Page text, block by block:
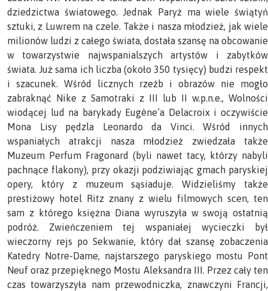
dziedzictwa światowego. Jednak Paryż ma wiele świątyń
sztuki, z Luwrem na czele. Także i nasza młodzież, jak wiele
milionów ludzi z całego świata, dostała szansę na obcowanie
w towarzystwie najwspanialszych artystów i zabytków
świata. Już sama ich liczba (około 350 tysięcy) budzi respekt
i szacunek. Wśród licznych rzeźb i obrazów nie mogło
zabraknąć Nike z Samotraki z III lub II w.p.n.e., Wolności
wiodącej lud na barykady Eugène’a Delacroix i oczywiście
Mona Lisy pędzla Leonardo da Vinci. Wśród innych
wspaniałych atrakcji nasza młodzież zwiedzała także
Muzeum Perfum Fragonard (byli nawet tacy, którzy nabyli
pachnące flakony), przy okazji podziwiając gmach paryskiej
opery, który z muzeum sąsiaduje. Widzieliśmy także
prestiżowy hotel Ritz znany z wielu filmowych scen, ten
sam z którego księżna Diana wyruszyła w swoją ostatnią
podróż. Zwieńczeniem tej wspaniałej wycieczki był
wieczorny rejs po Sekwanie, który dał szansę zobaczenia
Katedry Notre-Dame, najstarszego paryskiego mostu Pont
Neuf oraz przepięknego Mostu Aleksandra III. Przez cały ten
czas towarzyszyła nam przewodniczka, znawczyni Francji,